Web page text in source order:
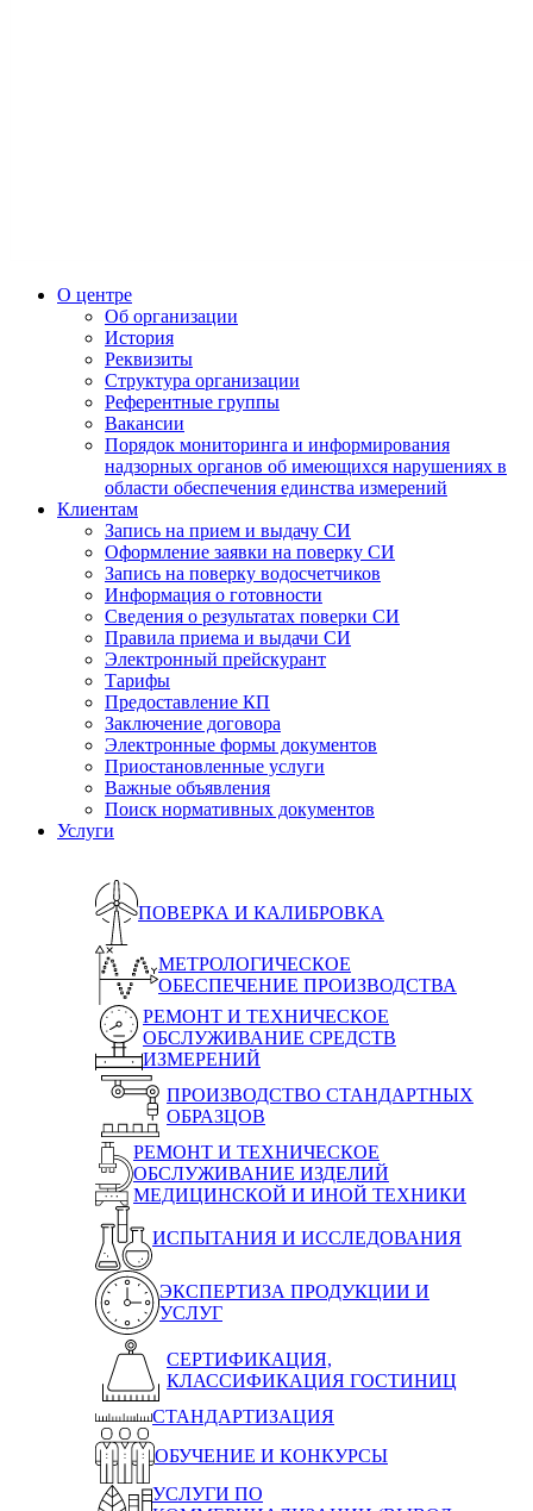
О центре
Об организации
История
Реквизиты
Структура организации
Референтные группы
Вакансии
Порядок мониторинга и информирования
надзорных органов об имеющихся нарушениях в
области обеспечения единства измерений
Клиентам
Запись на прием и выдачу СИ
Оформление заявки на поверку СИ
Запись на поверку водосчетчиков
Информация о готовности
Сведения о результатах поверки СИ
Правила приема и выдачи СИ
Электронный прейскурант
Тарифы
Предоставление КП
Заключение договора
Электронные формы документов
Приостановленные услуги
Важные объявления
Поиск нормативных документов
Услуги
ПОВЕРКА И КАЛИБРОВКА
МЕТРОЛОГИЧЕСКОЕ
ОБЕСПЕЧЕНИЕ ПРОИЗВОДСТВА
РЕМОНТ И ТЕХНИЧЕСКОЕ
ОБСЛУЖИВАНИЕ СРЕДСТВ
ИЗМЕРЕНИЙ
ПРОИЗВОДСТВО СТАНДАРТНЫХ
ОБРАЗЦОВ
РЕМОНТ И ТЕХНИЧЕСКОЕ
ОБСЛУЖИВАНИЕ ИЗДЕЛИЙ
МЕДИЦИНСКОЙ И ИНОЙ ТЕХНИКИ
ИСПЫТАНИЯ И ИССЛЕДОВАНИЯ
ЭКСПЕРТИЗА ПРОДУКЦИИ И
УСЛУГ
СЕРТИФИКАЦИЯ,
КЛАССИФИКАЦИЯ ГОСТИНИЦ
СТАНДАРТИЗАЦИЯ
ОБУЧЕНИЕ И КОНКУРСЫ
УСЛУГИ ПО